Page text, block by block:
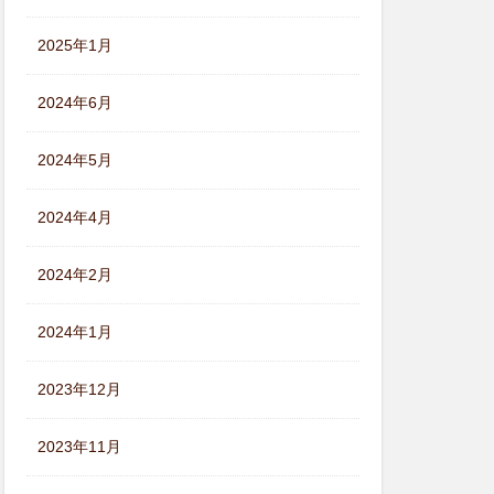
2025年1月
2024年6月
2024年5月
2024年4月
2024年2月
2024年1月
2023年12月
2023年11月